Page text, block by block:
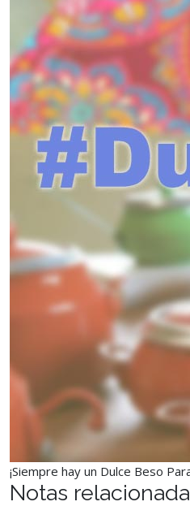
¡Siempre hay un Dulce Beso
Notas